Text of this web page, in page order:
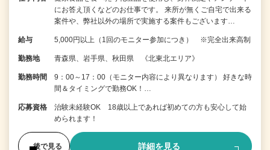
にお答え頂くなどのお仕事です。 来所が無くご自宅で出来る
案件や、弊社以外の場所で実施する案件もございます…
給与 5,000円以上（1回のモニター参加につき） ※完全出来高制
勤務地 青森県、岩手県、秋田県 《北東北エリア》
勤務時間
9：00～17：00（モニター内容により異なります） 好きな時
間＆タイミングで勤務OK！…
応募資格
治験未経験OK 18歳以上であれば初めての方も安心して始
められます！
後で見る 詳細を見る